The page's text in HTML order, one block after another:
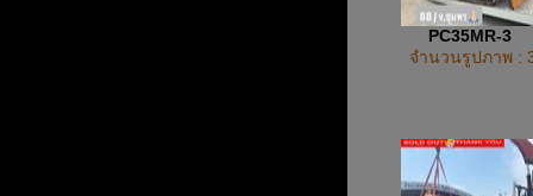
PC35MR-3
จำนวนรูปภาพ :